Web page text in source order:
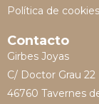
Política de cookies
Contacto
Girbes Joyas
C/ Doctor Grau 22
46760 Tavernes